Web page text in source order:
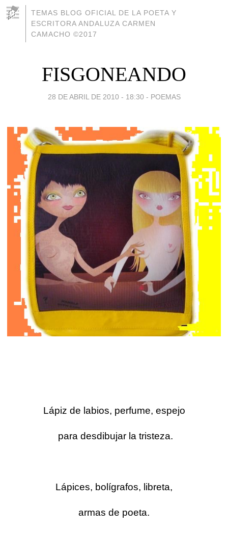
TEMAS BLOG OFICIAL DE LA POETA Y
ESCRITORA ANDALUZA CARMEN
CAMACHO ©2017
FISGONEANDO
28 DE ABRIL DE 2010 - 18:30 - POEMAS
Lápiz de labios, perfume, espejo
para desdibujar la tristeza.
Lápices, bolígrafos, libreta,
armas de poeta.